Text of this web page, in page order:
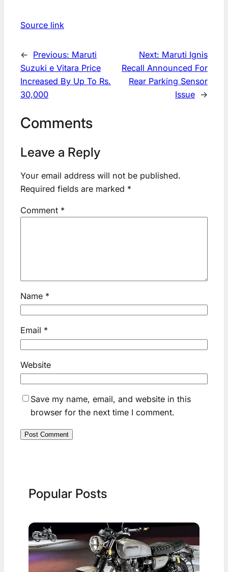
Source link
← Previous: Maruti
Suzuki e Vitara Price
Increased By Up To Rs.
30,000
Next: Maruti Ignis
Recall Announced For
Rear Parking Sensor
Issue →
Comments
Leave a Reply
Your email address will not be published.
Required fields are marked *
Comment *
Name *
Email *
Website
Save my name, email, and website in this
browser for the next time I comment.
Popular Posts